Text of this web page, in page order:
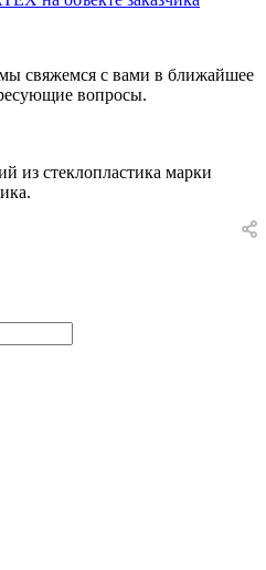
свяжемся с вами в ближайшее
вопросы.
из стеклопластика марки